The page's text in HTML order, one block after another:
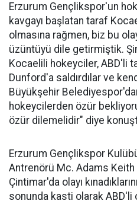
Erzurum Gençlikspor'un
kavgayı başlatan taraf
olmasına rağmen, biz bu
üzüntüyü dile getirmiştik.
Kocaelili hokeyciler, ABD'li
Dunford'a saldırdılar ve
Büyükşehir
hokeycilerden özür
özür dilemelidir" diye
Erzurum Gençlikspor
Antrenörü Mc. Adams Keith
Çintimar'da olayı
sonunda kasti olarak ABD'li